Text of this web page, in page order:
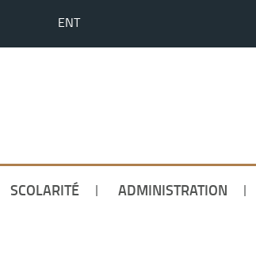
ENT
SCOLARITÉ ADMINISTRATION